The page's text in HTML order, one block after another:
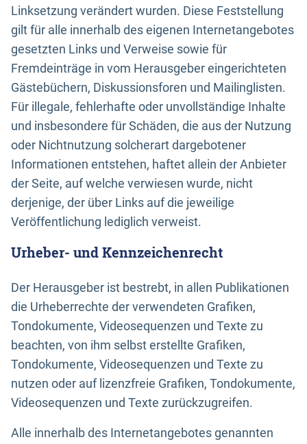
Linksetzung verändert wurden. Diese Feststellung
gilt für alle innerhalb des eigenen Internetangebotes
gesetzten Links und Verweise sowie für
Fremdeinträge in vom Herausgeber eingerichteten
Gästebüchern, Diskussionsforen und Mailinglisten.
Für illegale, fehlerhafte oder unvollständige Inhalte
und insbesondere für Schäden, die aus der Nutzung
oder Nichtnutzung solcherart dargebotener
Informationen entstehen, haftet allein der Anbieter
der Seite, auf welche verwiesen wurde, nicht
derjenige, der über Links auf die jeweilige
Veröffentlichung lediglich verweist.
Urheber- und Kennzeichenrecht
Der Herausgeber ist bestrebt, in allen Publikationen
die Urheberrechte der verwendeten Grafiken,
Tondokumente, Videosequenzen und Texte zu
beachten, von ihm selbst erstellte Grafiken,
Tondokumente, Videosequenzen und Texte zu
nutzen oder auf lizenzfreie Grafiken, Tondokumente,
Videosequenzen und Texte zurückzugreifen.
Alle innerhalb des Internetangebotes genannten